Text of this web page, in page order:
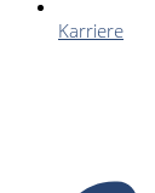
Karriere